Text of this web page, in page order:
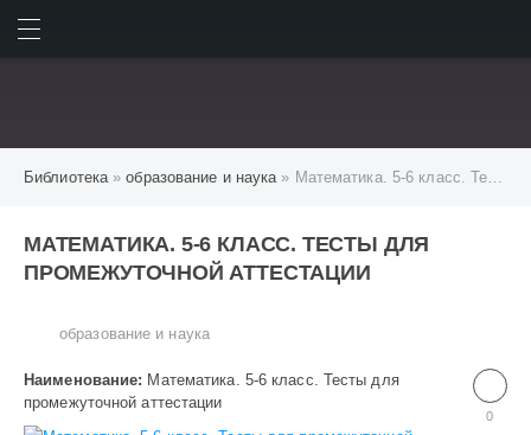
Библиотека»образование и наука» Математика. 5-6 класс. Тесты для промежуточной аттестации
МАТЕМАТИКА. 5-6 КЛАСС. ТЕСТЫ ДЛЯ
ПРОМЕЖУТОЧНОЙ АТТЕСТАЦИИ
образование и наука
0
Наименование: Математика. 5-6 класс. Тесты для
промежуточной аттестации